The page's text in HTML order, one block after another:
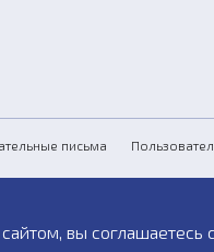
письма
вы соглашаетесь